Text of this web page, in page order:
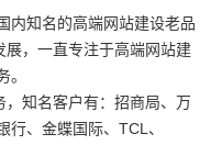
内知名的高端网站建设老品
，一直专注于高端网站建
知名客户有：招商局、万
、金蝶国际、TCL、